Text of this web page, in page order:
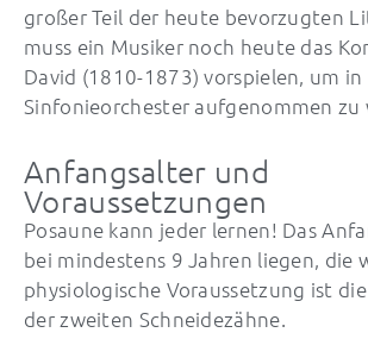
großer Teil der heute bevorzugten
muss ein Musiker noch heute das
David (1810-1873) vorspielen, um in
Sinfonieorchester aufgenommen
Anfangsalter und
Voraussetzungen
Posaune kann jeder lernen! Das
bei mindestens 9 Jahren liegen, die
physiologische Voraussetzung ist
der zweiten Schneidezähne.